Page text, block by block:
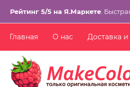
Рейтинг 5/5 на Я.Маркете .
Главная О нас Доставка и